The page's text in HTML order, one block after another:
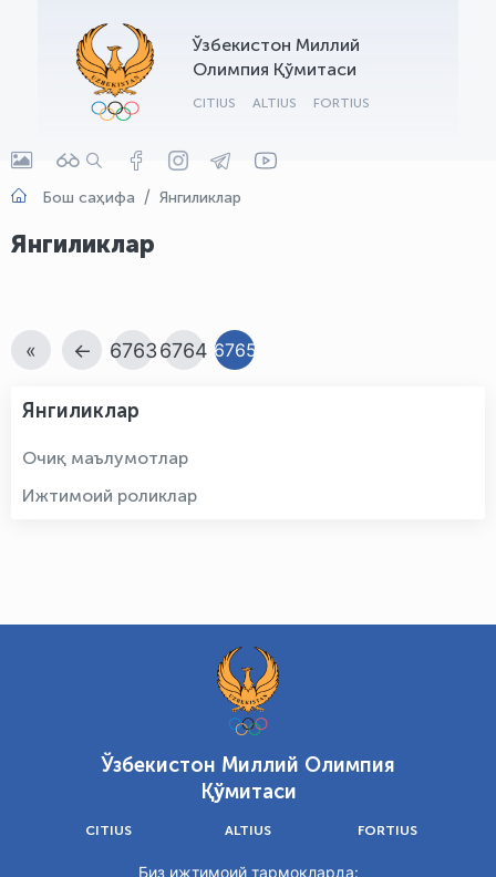
Ўзбекистон Миллий
Олимпия Қўмитаси
CITIUS ALTIUS FORTIUS
Бош саҳифа Янгиликлар
Янгиликлар
« ← 67636764 6765
Янгиликлар
Очиқ маълумотлар
Ижтимоий роликлар
Ўзбекистон Миллий Олимпия
Қўмитаси
CITIUS ALTIUS FORTIUS
Биз ижтимоий тармоқларда:
OLYMPCHIK AI - yordamchi
Онлайн · olympic.uz